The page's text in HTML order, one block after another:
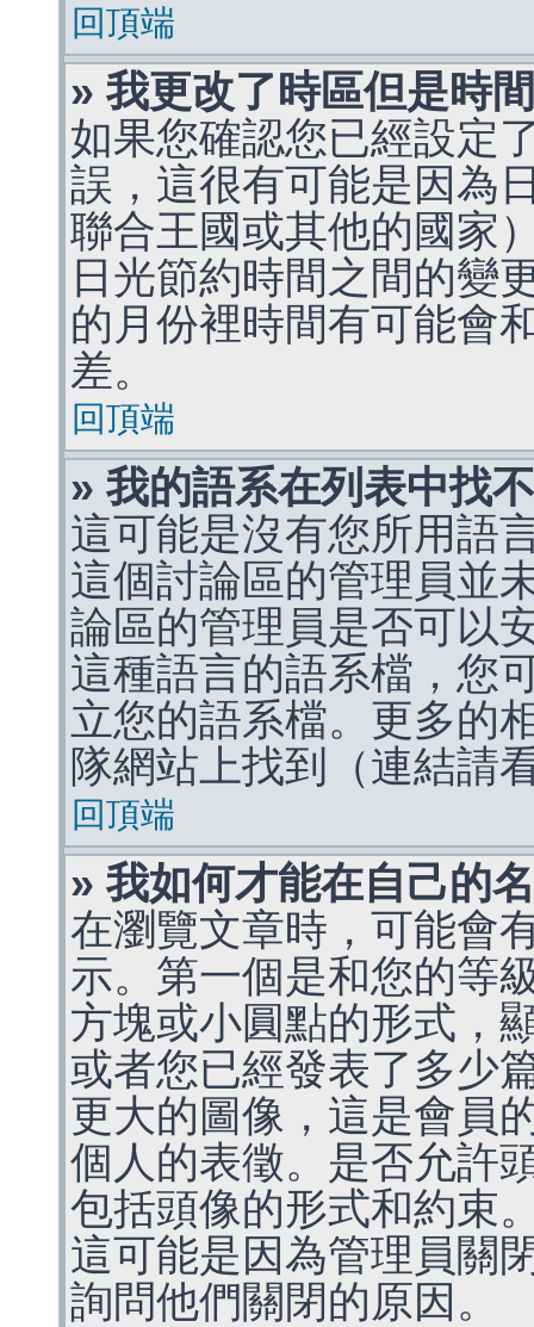
回頂端
» 我更改了時區但是時
如果您確認您已經設定
誤，這很有可能是因為
聯合王國或其他的國家
日光節約時間之間的變
的月份裡時間有可能會
差。
回頂端
» 我的語系在列表中找
這可能是沒有您所用語
這個討論區的管理員並
論區的管理員是否可以
這種語言的語系檔，您
立您的語系檔。更多的
隊網站上找到（連結請
回頂端
» 我如何才能在自己的
在瀏覽文章時，可能會
示。第一個是和您的等
方塊或小圓點的形式，
或者您已經發表了多少
更大的圖像，這是會員
個人的表徵。是否允許
包括頭像的形式和約束
這可能是因為管理員關
詢問他們關閉的原因。